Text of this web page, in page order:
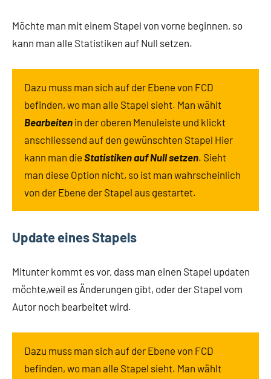
Möchte man mit einem Stapel von vorne beginnen, so
kann man alle Statistiken auf Null setzen.
Dazu muss man sich auf der Ebene von FCD
befinden, wo man alle Stapel sieht. Man wählt
Bearbeiten in der oberen Menuleiste und klickt
anschliessend auf den gewünschten Stapel Hier
kann man die Statistiken auf Null setzen. Sieht
man diese Option nicht, so ist man wahrscheinlich
von der Ebene der Stapel aus gestartet.
Update eines Stapels
Mitunter kommt es vor, dass man einen Stapel updaten
möchte,weil es Änderungen gibt, oder der Stapel vom
Autor noch bearbeitet wird.
Dazu muss man sich auf der Ebene von FCD
befinden, wo man alle Stapel sieht. Man wählt